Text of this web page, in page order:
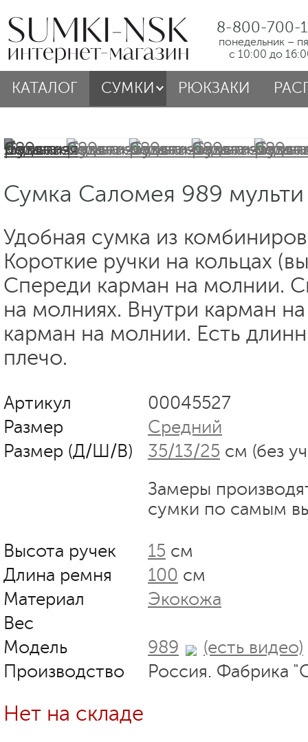
8-800-700-
понедельник –
с 10:00 до
КАТАЛОГ СУМКИ РЮКЗАКИ
Сумка Саломея 989 мульти
Удобная сумка из
Короткие ручки на кольцах
Спереди карман на молнии.
на молниях. Внутри карман
карман на молнии. Есть
плечо.
Артикул
00045527
Размер
Средний
Размер (Д/Ш/В)
35/13/25 см (без
Замеры
сумки по самым
Высота ручек 15 см
Длина ремня
100 см
Материал
Экокожа
Вес
Модель
989
(есть видео)
Производство
Россия. Фабрика
Нет на складе